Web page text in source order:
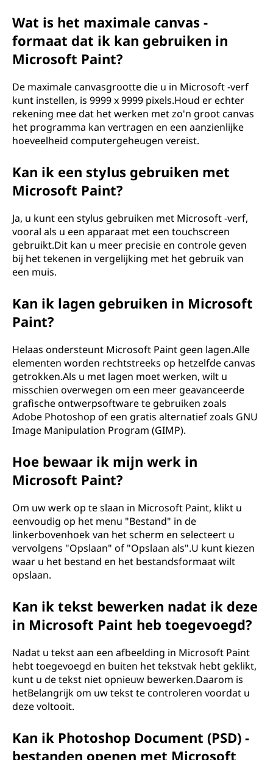
Wat is het maximale canvas -
formaat dat ik kan gebruiken in
Microsoft Paint?
De maximale canvasgrootte die u in Microsoft -verf
kunt instellen, is 9999 x 9999 pixels.Houd er echter
rekening mee dat het werken met zo'n groot canvas
het programma kan vertragen en een aanzienlijke
hoeveelheid computergeheugen vereist.
Kan ik een stylus gebruiken met
Microsoft Paint?
Ja, u kunt een stylus gebruiken met Microsoft -verf,
vooral als u een apparaat met een touchscreen
gebruikt.Dit kan u meer precisie en controle geven
bij het tekenen in vergelijking met het gebruik van
een muis.
Kan ik lagen gebruiken in Microsoft
Paint?
Helaas ondersteunt Microsoft Paint geen lagen.Alle
elementen worden rechtstreeks op hetzelfde canvas
getrokken.Als u met lagen moet werken, wilt u
misschien overwegen om een ​​meer geavanceerde
grafische ontwerpsoftware te gebruiken zoals
Adobe Photoshop of een gratis alternatief zoals GNU
Image Manipulation Program (GIMP).
Hoe bewaar ik mijn werk in
Microsoft Paint?
Om uw werk op te slaan in Microsoft Paint, klikt u
eenvoudig op het menu "Bestand" in de
linkerbovenhoek van het scherm en selecteert u
vervolgens "Opslaan" of "Opslaan als".U kunt kiezen
waar u het bestand en het bestandsformaat wilt
opslaan.
Kan ik tekst bewerken nadat ik deze
in Microsoft Paint heb toegevoegd?
Nadat u tekst aan een afbeelding in Microsoft Paint
hebt toegevoegd en buiten het tekstvak hebt geklikt,
kunt u de tekst niet opnieuw bewerken.Daarom is
hetBelangrijk om uw tekst te controleren voordat u
deze voltooit.
Kan ik Photoshop Document (PSD) -
bestanden openen met Microsoft